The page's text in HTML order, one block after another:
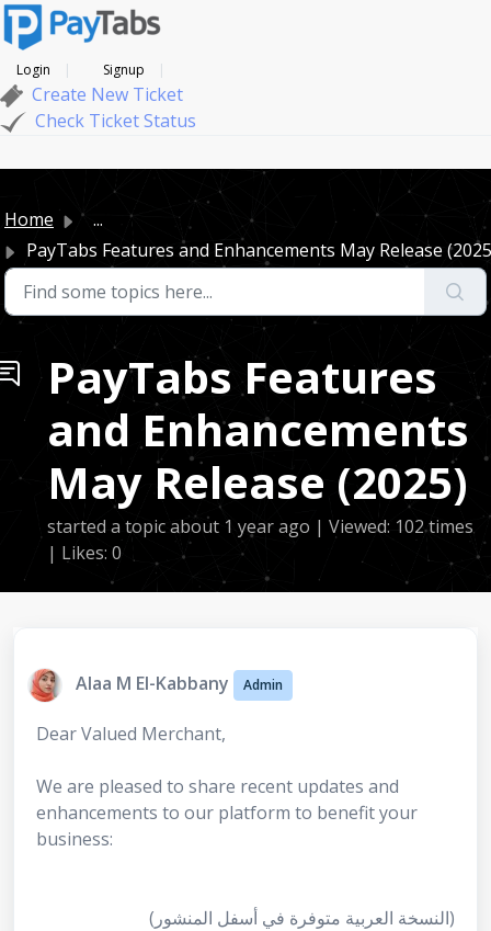
Login Signup
Create New Ticket
Check Ticket Status
Home
...
PayTabs Features and Enhancements May Release
PayTabs Features
and Enhancements
May Release (2025)
started a topicabout 1 year ago | Viewed: 102 times
| Likes: 0
Alaa M El-Kabbany Admin
Dear Valued Merchant,
We are pleased to share recent updates and
enhancements to our platform to benefit your
business:
(النسخة العربية متوفرة في أسفل المنشور)